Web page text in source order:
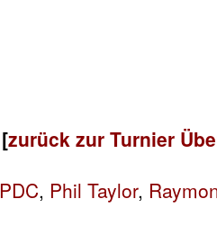
[zurück zur Turnier
PDC, Phil Taylor,